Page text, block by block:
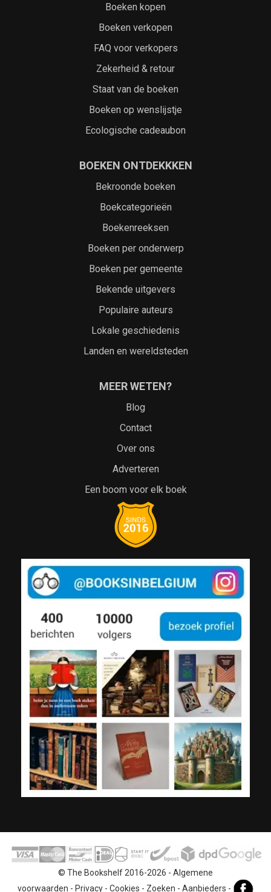
Boeken kopen
Boeken verkopen
FAQ voor verkopers
Zekerheid & retour
Staat van de boeken
Boeken op wenslijstje
Ecologische cadeaubon
BOEKEN ONTDEKKKEN
Bekroonde boeken
Boekcategorieën
Boekenreeksen
Boeken per onderwerp
Boeken per gemeente
Bekende uitgevers
Populaire auteurs
Lokale geschiedenis
Landen en wereldsteden
MEER WETEN?
Blog
Contact
Over ons
Adverteren
Een boom voor elk boek
© The Bookshelf 2016-2026 - Algemene
voorwaarden - Privacy- Cookies - Zoeken - Aanbieders -